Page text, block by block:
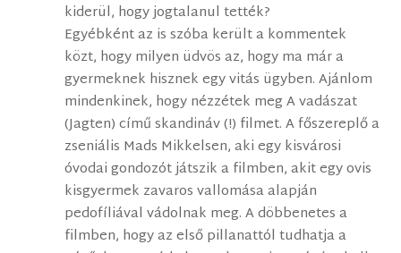
kiderül, hogy jogtalanul tették?
Egyébként az is szóba került a kommentek
közt, hogy milyen üdvös az, hogy ma már a
gyermeknek hisznek egy vitás ügyben. Ajánlom
mindenkinek, hogy nézzétek meg A vadászat
(Jagten) című skandináv (!) filmet. A főszereplő a
zseniális Mads Mikkelsen, aki egy kisvárosi
óvodai gondozót játszik a filmben, akit egy ovis
kisgyermek zavaros vallomása alapján
pedofíliával vádolnak meg. A döbbenetes a
filmben, hogy az első pillanattól tudhatja a